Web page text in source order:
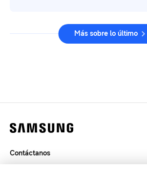
Más sobre lo último
Contáctanos